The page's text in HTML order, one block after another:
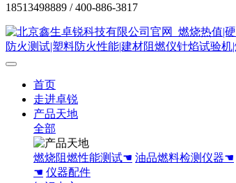
18513498889 / 400-886-3817
首页
走进卓锐
产品天地
全部
燃烧阻燃性能测试☚ 油品燃料检测仪器☚
☚ 仪器配件